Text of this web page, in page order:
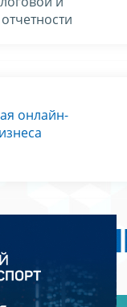
онлайн-